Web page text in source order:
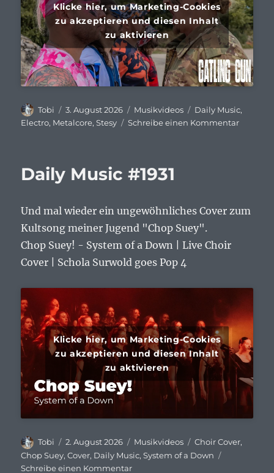
Klicke hier, um Marketing-Cookies
zu akzeptieren und diesen Inhalt
zu aktivieren
Autor
Tobi
Veröffentlicht
am
3. August 2026 Kategorien
Musikvideos Schlagwörter
Daily Music,
Electro, Metalcore,Stesy Schreibe einen Kommentarzu
Daily Music #1931
Und mal wieder ein ungewöhnliches Cover zum
Kultsong meiner Jugend "Chop Suey".
Chop Suey! - System of a Down | Live Choir
Cover | Schola Surwold goes Pop 4
Klicke hier, um Marketing-Cookies
zu akzeptieren und diesen Inhalt
zu aktivieren
Autor
Tobi
Veröffentlicht
am
2. August 2026 Kategorien
Musikvideos Schlagwörter
Choir Cover,
Chop Suey,Cover, Daily Music,System of a Down
Schreibe einen Kommentarzu